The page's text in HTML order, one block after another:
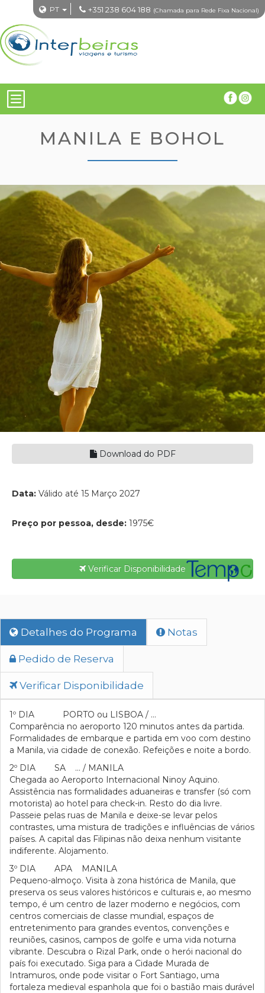
PT +351 238 604 188 (Chamada para Rede Fixa Nacional)
MANILA E BOHOL
Download do PDF
Data: Válido até 15 Março 2027
Preço por pessoa, desde: 1975€
Verificar Disponibilidade
Detalhes do Programa Notas
Pedido de Reserva
Verificar Disponibilidade
1º DIA PORTO ou LISBOA / …
Comparência no aeroporto 120 minutos antes da partida.
Formalidades de embarque e partida em voo com destino
a Manila, via cidade de conexão. Refeições e noite a bordo.
2º DIA SA … / MANILA
Chegada ao Aeroporto Internacional Ninoy Aquino.
Assistência nas formalidades aduaneiras e transfer (só com
motorista) ao hotel para check-in. Resto do dia livre.
Passeie pelas ruas de Manila e deixe-se levar pelos
contrastes, uma mistura de tradições e influências de vários
países. A capital das Filipinas não deixa nenhum visitante
indiferente. Alojamento.
3º DIA APA MANILA
Pequeno-almoço. Visita à zona histórica de Manila, que
preserva os seus valores históricos e culturais e, ao mesmo
tempo, é um centro de lazer moderno e negócios, com
centros comerciais de classe mundial, espaços de
entretenimento para grandes eventos, convenções e
reuniões, casinos, campos de golfe e uma vida noturna
vibrante. Descubra o Rizal Park, onde o herói nacional do
país foi executado. Siga para a Cidade Murada de
Intramuros, onde pode visitar o Fort Santiago, uma
fortaleza medieval espanhola que foi o bastião mais durável